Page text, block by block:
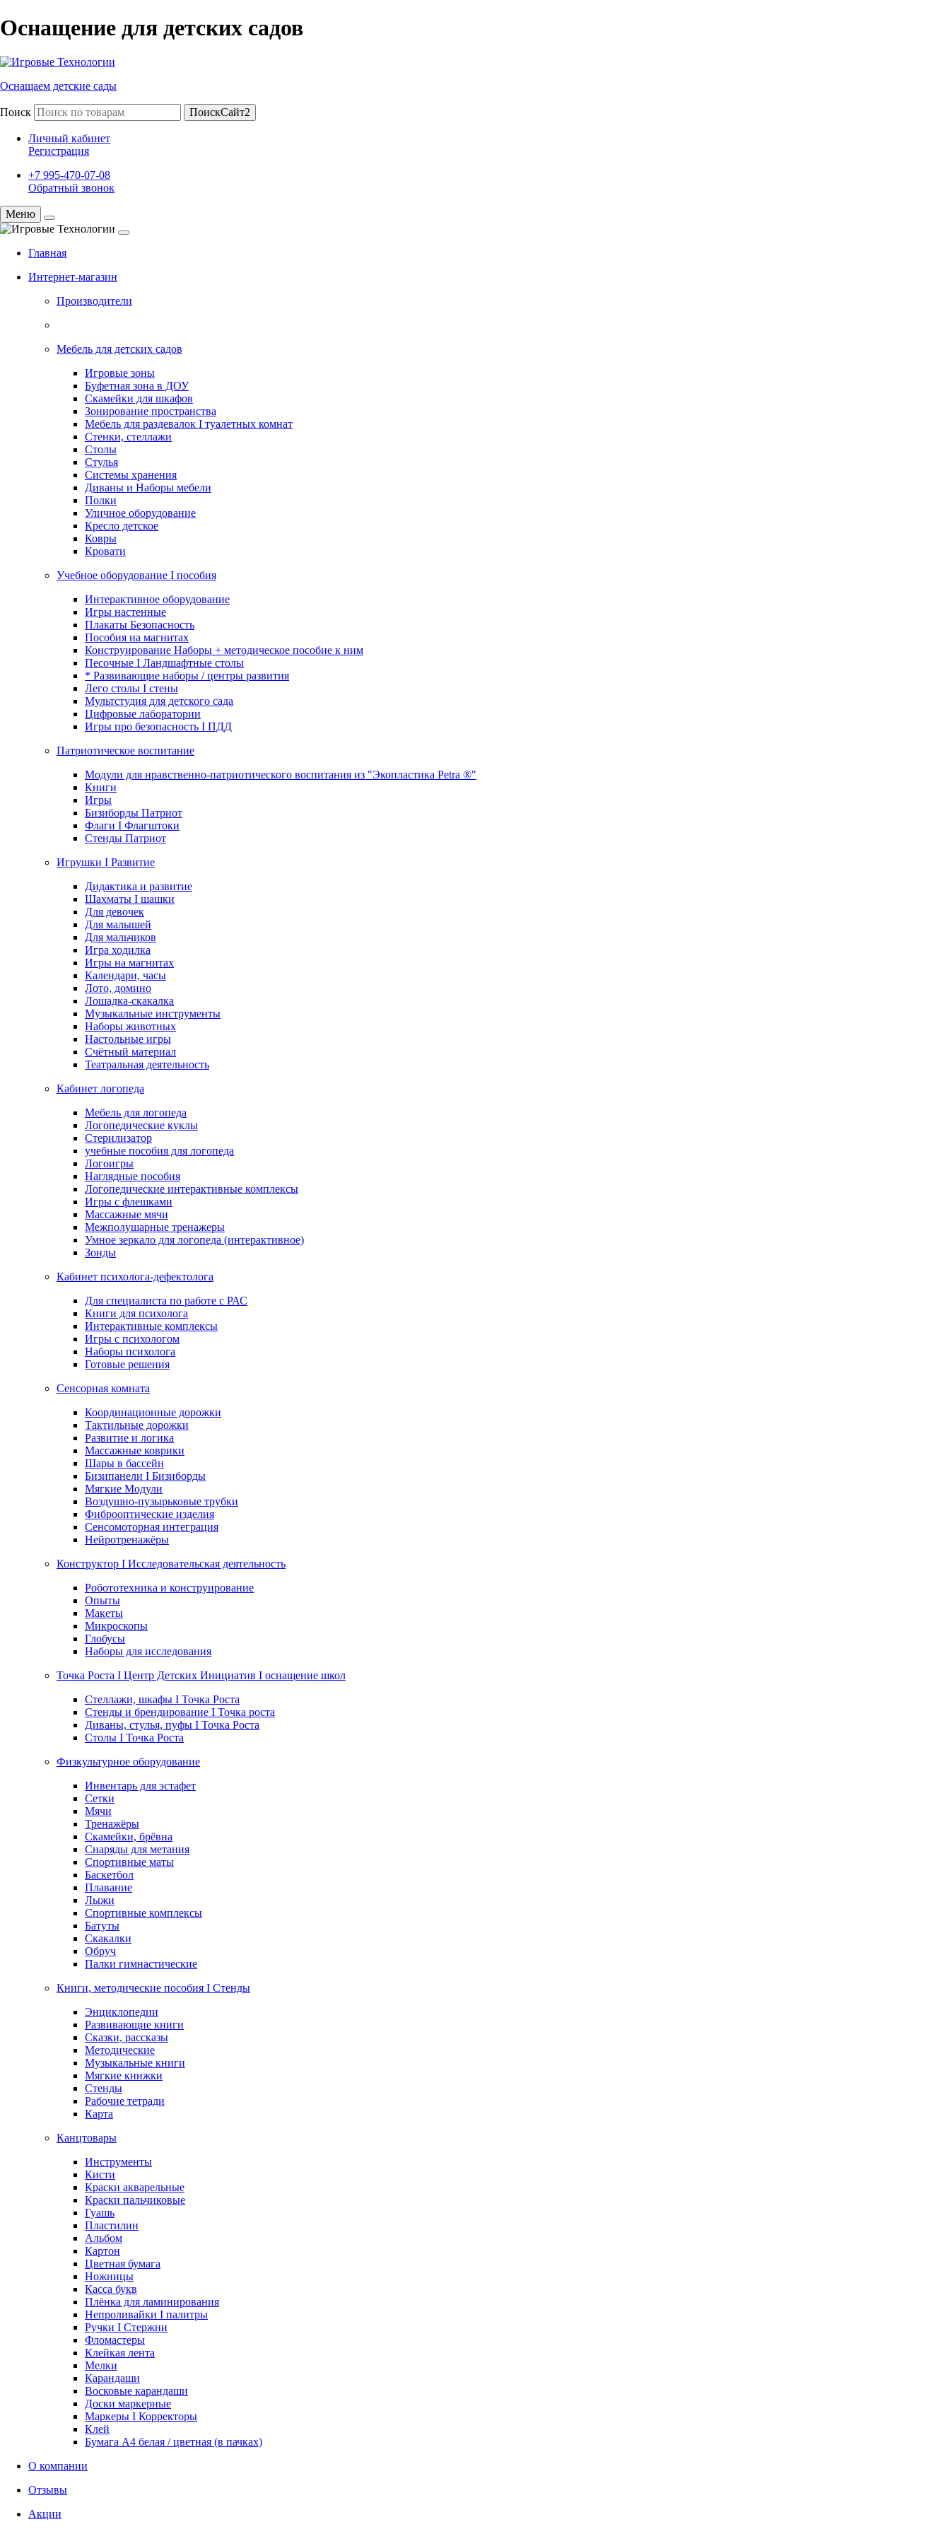
Оснащение для детских садов
Оснащаем детские сады
Поиск ПоискСайт2
Личный кабинет
Регистрация
+7 995-470-07-08
Обратный звонок
Меню
Главная
Интернет-магазин
Производители
Мебель для детских садов
Игровые зоны
Буфетная зона в ДОУ
Скамейки для шкафов
Зонирование пространства
Мебель для раздевалок I туалетных комнат
Стенки, стеллажи
Столы
Стулья
Системы хранения
Диваны и Наборы мебели
Полки
Уличное оборудование
Кресло детское
Ковры
Кровати
Учебное оборудование I пособия
Интерактивное оборудование
Игры настенные
Плакаты Безопасность
Пособия на магнитах
Конструирование Наборы + методическое пособие к ним
Песочные I Ландшафтные столы
* Развивающие наборы / центры развития
Лего столы I стены
Мультстудия для детского сада
Цифровые лаборатории
Игры про безопасность I ПДД
Патриотическое воспитание
Модули для нравственно-патриотического воспитания из "Экопластика Petra ®"
Книги
Игры
Бизиборды Патриот
Флаги I Флагштоки
Стенды Патриот
Игрушки I Развитие
Дидактика и развитие
Шахматы I шашки
Для девочек
Для малышей
Для мальчиков
Игра ходилка
Игры на магнитах
Календари, часы
Лото, домино
Лошадка-скакалка
Музыкальные инструменты
Наборы животных
Настольные игры
Счётный материал
Театральная деятельность
Кабинет логопеда
Мебель для логопеда
Логопедические куклы
Стерилизатор
учебные пособия для логопеда
Логоигры
Наглядные пособия
Логопедические интерактивные комплексы
Игры с флешками
Массажные мячи
Межполушарные тренажеры
Умное зеркало для логопеда (интерактивное)
Зонды
Кабинет психолога-дефектолога
Для специалиста по работе с РАС
Книги для психолога
Интерактивные комплексы
Игры с психологом
Наборы психолога
Готовые решения
Сенсорная комната
Координационные дорожки
Тактильные дорожки
Развитие и логика
Массажные коврики
Шары в бассейн
Бизипанели I Бизиборды
Мягкие Модули
Воздушно-пузырьковые трубки
Фиброоптические изделия
Сенсомоторная интеграция
Нейротренажёры
Конструктор I Исследовательская деятельность
Робототехника и конструирование
Опыты
Макеты
Микроскопы
Глобусы
Наборы для исследования
Точка Роста I Центр Детских Инициатив I оснащение школ
Стеллажи, шкафы I Точка Роста
Стенды и брендирование I Точка роста
Диваны, стулья, пуфы I Точка Роста
Столы I Точка Роста
Физкультурное оборудование
Инвентарь для эстафет
Сетки
Мячи
Тренажёры
Скамейки, брёвна
Снаряды для метания
Спортивные маты
Баскетбол
Плавание
Лыжи
Спортивные комплексы
Батуты
Скакалки
Обруч
Палки гимнастические
Книги, методические пособия I Стенды
Энциклопедии
Развивающие книги
Сказки, рассказы
Методические
Музыкальные книги
Мягкие книжки
Стенды
Рабочие тетради
Карта
Канцтовары
Инструменты
Кисти
Краски акварельные
Краски пальчиковые
Гуашь
Пластилин
Альбом
Картон
Цветная бумага
Ножницы
Касса букв
Плёнка для ламинирования
Непроливайки I палитры
Ручки I Стержни
Фломастеры
Клейкая лента
Мелки
Карандаши
Восковые карандаши
Доски маркерные
Маркеры I Корректоры
Клей
Бумага А4 белая / цветная (в пачках)
О компании
Отзывы
Акции